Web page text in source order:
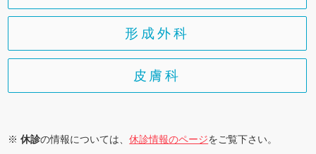
形成外科
皮膚科
※休診の情報については、休診情報のページをご覧下さい。